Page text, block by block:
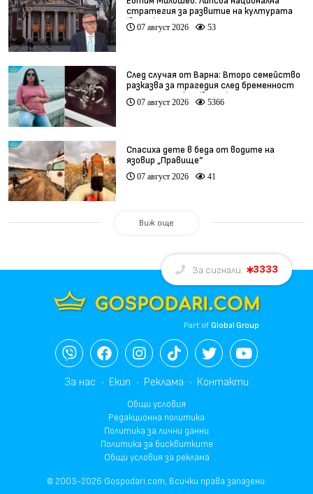
стратегия за развитие на културата
(видео)
07 август 2026 53
След случая от Варна: Второ семейство
разказва за трагедия след бременност
при същия лекар (видео)
07 август 2026 5366
Спасиха дете в беда от водите на
язовир „Правище“
07 август 2026 41
Виж още
За сигнали: 3333
Part ofGlobal Group
За нас Екип Реклама Контакти
Общи условия
Редакционна политика
Политика за лични данни
Политика за бисквитките
Общи условия за реклама
© 2003-2026 Gospodari.com, Всички права запазени.